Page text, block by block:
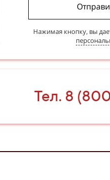
Нажимая кнопку, вы
Тел. 8